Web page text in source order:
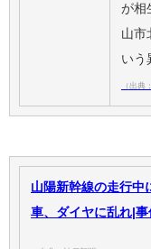
が相
山市
いう
（出典
山陽新幹線の走行中
車、ダイヤに乱れ|